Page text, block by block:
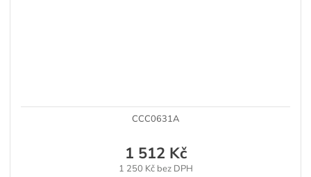
CCC0631A
1 512 Kč
1 250 Kč bez DPH